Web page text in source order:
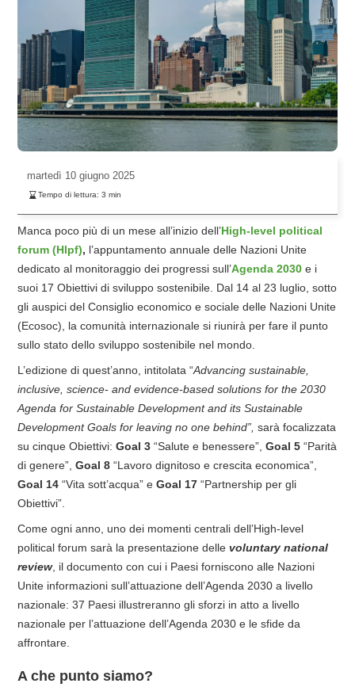
martedì 10 giugno 2025
Tempo di lettura:3 min
Manca poco più di un mese all’inizio dell’High-level political
forum (Hlpf), l’appuntamento annuale delle Nazioni Unite
dedicato al monitoraggio dei progressi sull’Agenda 2030 e i
suoi 17 Obiettivi di sviluppo sostenibile. Dal 14 al 23 luglio, sotto
gli auspici del Consiglio economico e sociale delle Nazioni Unite
(Ecosoc), la comunità internazionale si riunirà per fare il punto
sullo stato dello sviluppo sostenibile nel mondo.
L’edizione di quest’anno, intitolata “Advancing sustainable,
inclusive, science- and evidence-based solutions for the 2030
Agenda for Sustainable Development and its Sustainable
Development Goals for leaving no one behind”, sarà focalizzata
su cinque Obiettivi: Goal 3 “Salute e benessere”, Goal 5 “Parità
di genere”, Goal 8 “Lavoro dignitoso e crescita economica”,
Goal 14 “Vita sott’acqua” e Goal 17 “Partnership per gli
Obiettivi”.
Come ogni anno, uno dei momenti centrali dell’High-level
political forum sarà la presentazione delle voluntary national
review, il documento con cui i Paesi forniscono alle Nazioni
Unite informazioni sull’attuazione dell’Agenda 2030 a livello
nazionale: 37 Paesi illustreranno gli sforzi in atto a livello
nazionale per l’attuazione dell’Agenda 2030 e le sfide da
affrontare.
A che punto siamo?